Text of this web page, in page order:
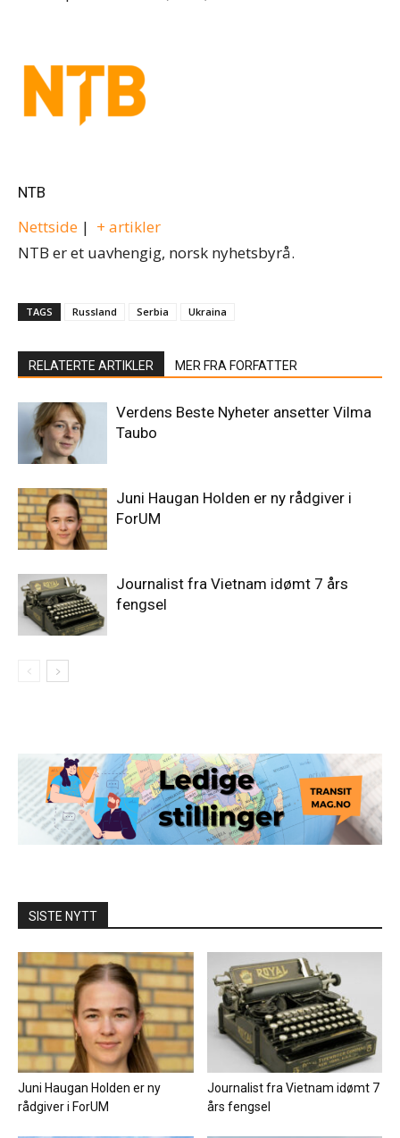
NTB
Nettside | + artikler
NTB er et uavhengig, norsk nyhetsbyrå.
TAGS Russland Serbia Ukraina
RELATERTE ARTIKLER MER FRA FORFATTER
Verdens Beste Nyheter ansetter Vilma
Taubo
Juni Haugan Holden er ny rådgiver i
ForUM
Journalist fra Vietnam idømt 7 års
fengsel
SISTE NYTT
Juni Haugan Holden er ny
rådgiver i ForUM
Journalist fra Vietnam idømt 7
års fengsel